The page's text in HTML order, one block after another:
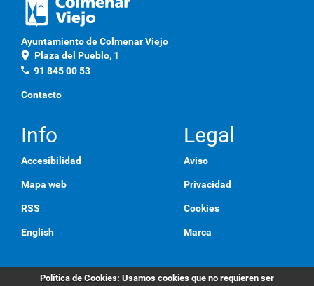
Ayuntamiento de Colmenar Viejo
location_on Plaza del Pueblo, 1
phone 91 845 00 53
Contacto
Info
Accesibilidad
Mapa web
RSS
English
Legal
Aviso
Privacidad
Cookies
Marca
Política de Cookies: Usamos cookies que no requieren ser